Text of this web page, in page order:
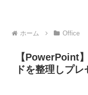
ホーム Office
【PowerPoint
ドを整理しプ